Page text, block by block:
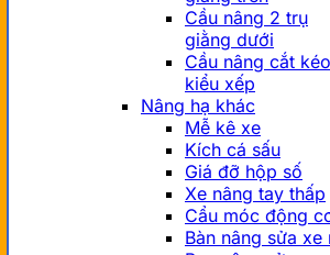
Cầu nâng 2 trụ
giằng dưới
Cầu nâng cắt kéo
kiểu xếp
Nâng hạ khác
Mễ kê xe
Kích cá sấu
Giá đỡ hộp số
Xe nâng tay thấp
Cẩu móc động
Bàn nâng sửa xe